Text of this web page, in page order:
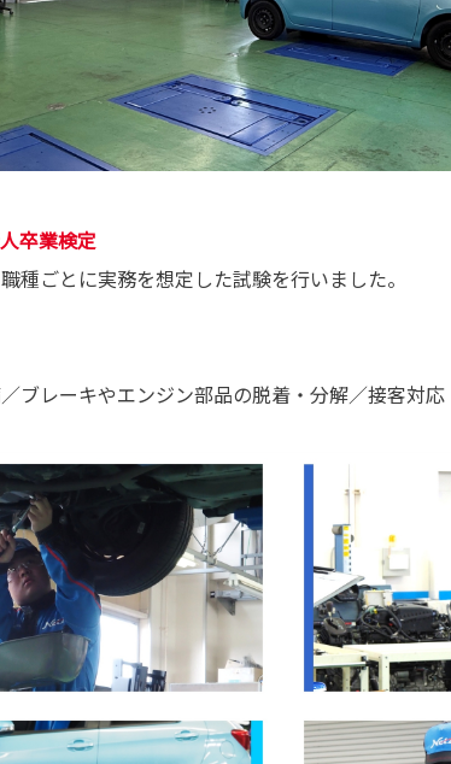
卒業検定
種ごとに実務を想定した試験を行いました。
ブレーキやエンジン部品の脱着・分解／接客対応